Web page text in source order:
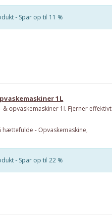
- Spar op til 11 %
1L
& opvaskemaskiner 1l. Fjerner effektivt
hættefulde - Opvaskemaskine,
- Spar op til 22 %